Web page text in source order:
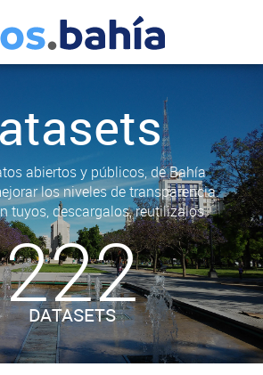
abiertos y públicos, de Bahía
los niveles de transparencia.
tuyos, descargalos, reutilizalos.
222
DATASETS